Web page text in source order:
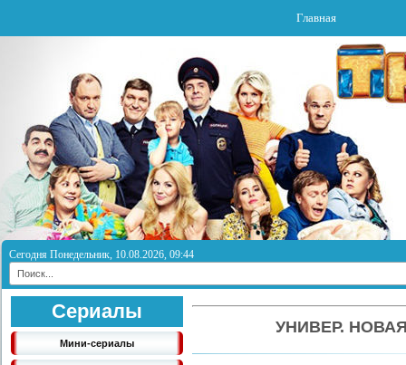
Главная
Сегодня Понедельник, 10.08.2026, 09:44
Сериалы
Мини-сериалы
УНИВЕР.